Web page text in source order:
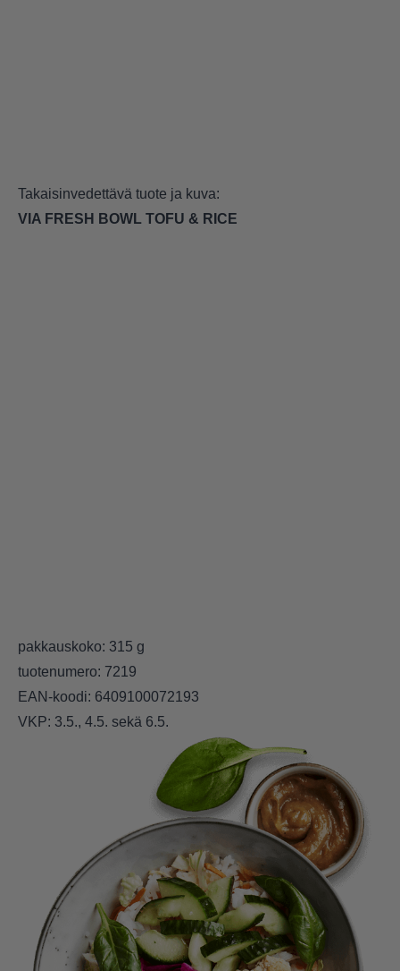
Takaisinvedettävä tuote ja kuva:
VIA FRESH BOWL TOFU & RICE
pakkauskoko: 315 g
tuotenumero: 7219
EAN-koodi: 6409100072193
VKP: 3.5., 4.5. sekä 6.5.